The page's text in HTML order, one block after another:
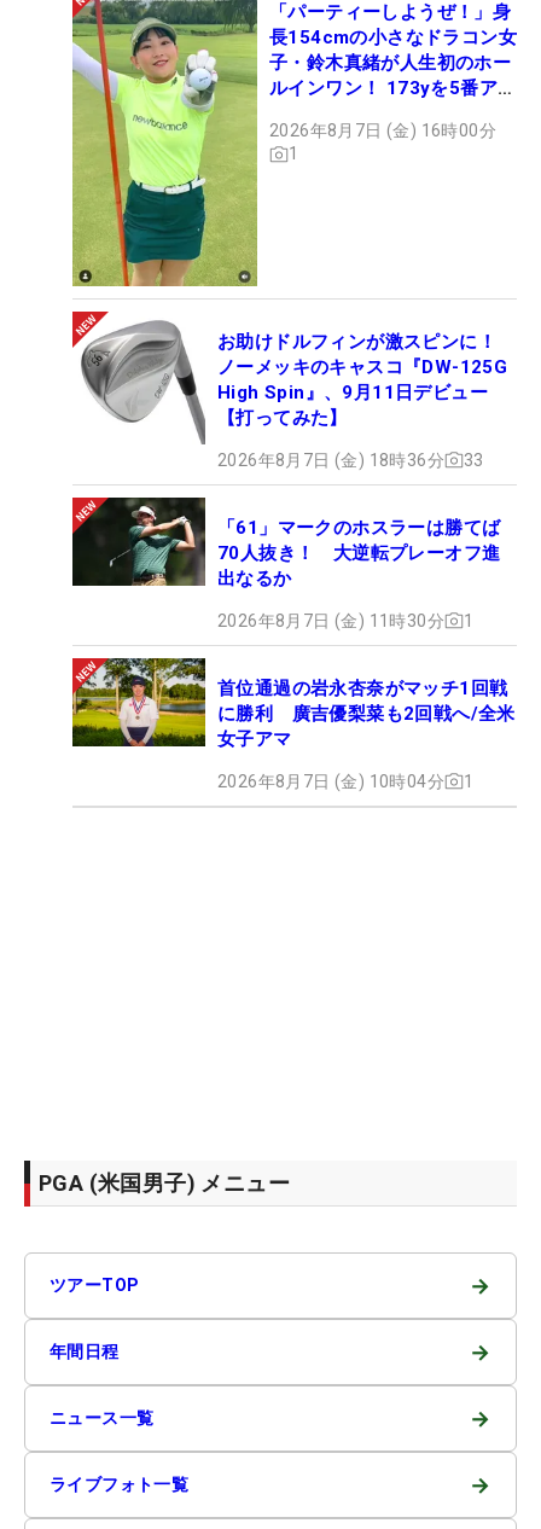
「パーティーしようぜ！」身
長154cmの小さなドラコン女
子・鈴木真緒が人生初のホー
ルインワン！ 173yを5番アイ
2026年8月7日 (金) 16時00分
1
お助けドルフィンが激スピンに！
ノーメッキのキャスコ『DW-125G
High Spin』、9月11日デビュー
【打ってみた】
2026年8月7日 (金) 18時36分 33
「61」マークのホスラーは勝てば
70人抜き！ 大逆転プレーオフ進
出なるか
2026年8月7日 (金) 11時30分 1
首位通過の岩永杏奈がマッチ1回戦
に勝利 廣吉優梨菜も2回戦へ/全米
女子アマ
2026年8月7日 (金) 10時04分 1
PGA (米国男子) メニュー
ツアーTOP →
年間日程 →
ニュース一覧 →
ライブフォト一覧 →